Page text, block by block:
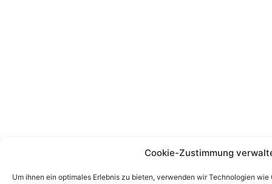
Cookie-Zustimmung
Um ihnen ein optimales Erlebnis zu bieten, verwenden wir Technologien